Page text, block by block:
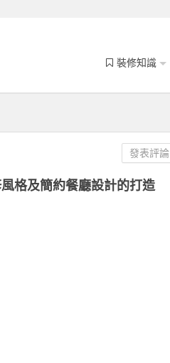
裝修知識
格及簡約餐廳設計的打造
發表評論